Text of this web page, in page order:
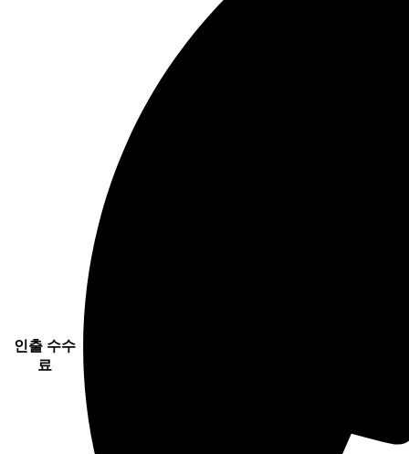
인출 수수
료